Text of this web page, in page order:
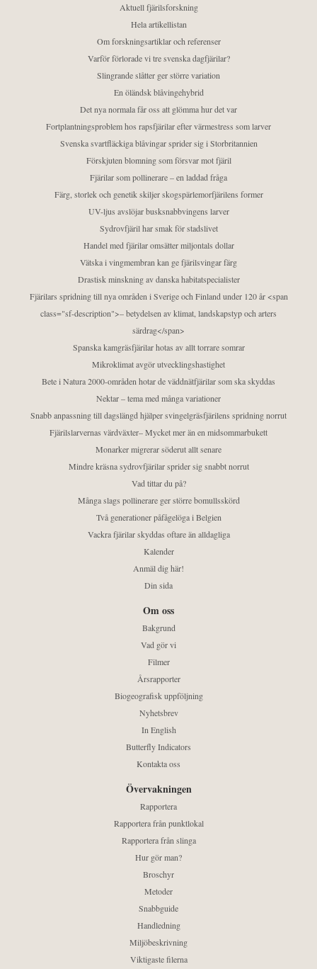
Aktuell fjärilsforskning
Hela artikellistan
Om forskningsartiklar och referenser
Varför förlorade vi tre svenska dagfjärilar?
Slingrande slåtter ger större variation
En öländsk blåvingehybrid
Det nya normala får oss att glömma hur det var
Fortplantningsproblem hos rapsfjärilar efter värmestress som larver
Svenska svartfläckiga blåvingar sprider sig i Storbritannien
Förskjuten blomning som försvar mot fjäril
Fjärilar som pollinerare – en laddad fråga
Färg, storlek och genetik skiljer skogspärlemorfjärilens former
UV-ljus avslöjar busksnabbvingens larver
Sydrovfjäril har smak för stadslivet
Handel med fjärilar omsätter miljontals dollar
Vätska i vingmembran kan ge fjärilsvingar färg
Drastisk minskning av danska habitatspecialister
Fjärilars spridning till nya områden i Sverige och Finland under 120 år <span
class="sf-description">– betydelsen av klimat, landskapstyp och arters
särdrag</span>
Spanska kamgräsfjärilar hotas av allt torrare somrar
Mikroklimat avgör utvecklingshastighet
Bete i Natura 2000-områden hotar de väddnätfjärilar som ska skyddas
Nektar – tema med många variationer
Snabb anpassning till dagslängd hjälper svingelgräsfjärilens spridning norrut
Fjärilslarvernas värdväxter– Mycket mer än en midsommarbukett
Monarker migrerar söderut allt senare
Mindre kräsna sydrovfjärilar sprider sig snabbt norrut
Vad tittar du på?
Många slags pollinerare ger större bomullsskörd
Två generationer påfågelöga i Belgien
Vackra fjärilar skyddas oftare än alldagliga
Kalender
Anmäl dig här!
Din sida
Om oss
Bakgrund
Vad gör vi
Filmer
Årsrapporter
Biogeografisk uppföljning
Nyhetsbrev
In English
Butterfly Indicators
Kontakta oss
Övervakningen
Rapportera
Rapportera från punktlokal
Rapportera från slinga
Hur gör man?
Broschyr
Metoder
Snabbguide
Handledning
Miljöbeskrivning
Viktigaste filerna